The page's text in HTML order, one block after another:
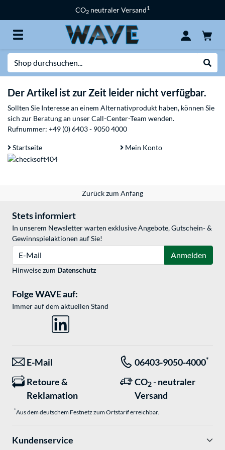
CO2 neutraler Versand1
Der Artikel ist zur Zeit leider nicht verfügbar.
Sollten Sie Interesse an einem Alternativprodukt haben, können Sie
sich zur Beratung an unser Call-Center-Team wenden.
Rufnummer: +49 (0) 6403 - 9050 4000
Startseite Mein Konto
Zurück zum Anfang
Stets informiert
In unserem Newsletter warten exklusive Angebote, Gutschein- &
Gewinnspielaktionen auf Sie!
Anmelden
Hinweise zum Datenschutz
Folge WAVE auf:
Immer auf dem aktuellen Stand
E-Mail 06403-9050-4000*
Retoure &
Reklamation
CO2 - neutraler
Versand
*Aus dem deutschem Festnetz zum Ortstarif erreichbar.
Kundenservice